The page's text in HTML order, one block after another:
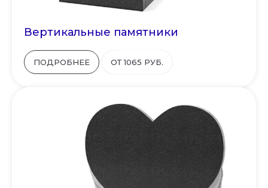
Вертикальные памятники
ПОДРОБНЕЕ ОТ 1065 РУБ.